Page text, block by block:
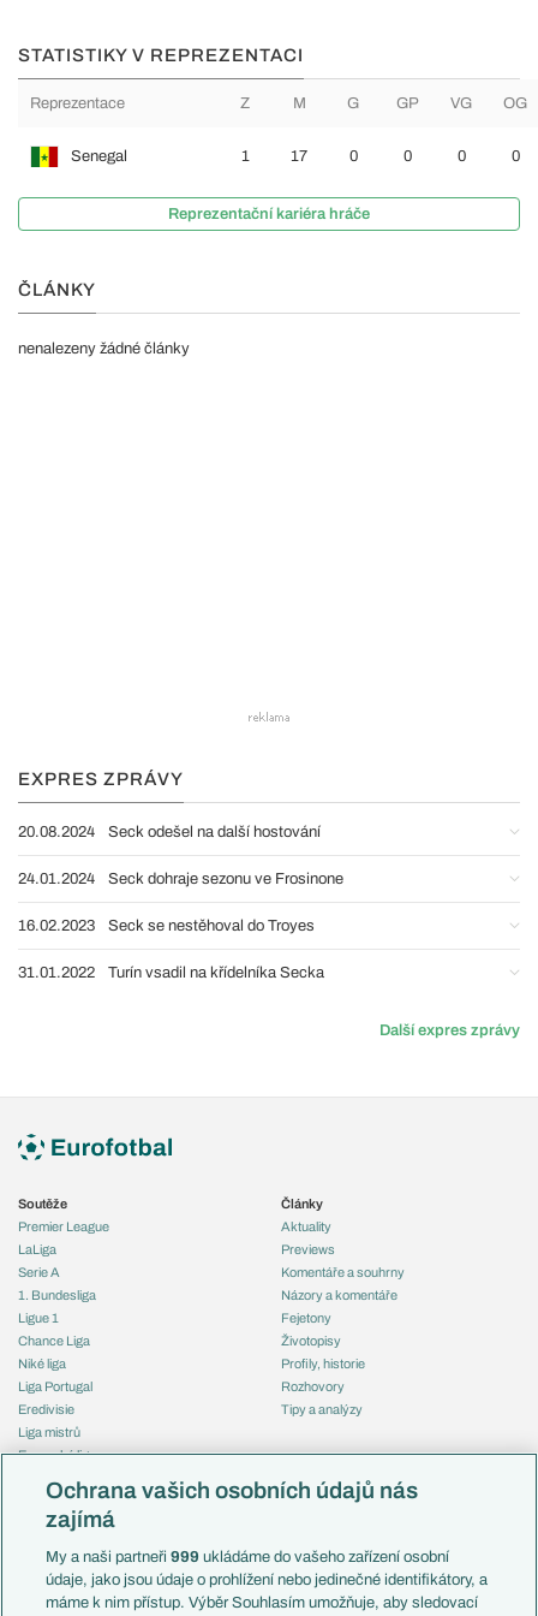
STATISTIKY V REPREZENTACI
Reprezentace Z M G GP VG OG
Senegal 1 17 0 0 0 0
Reprezentační kariéra hráče
ČLÁNKY
nenalezeny žádné články
EXPRES ZPRÁVY
20.08.2024 Seck odešel na další hostování
24.01.2024 Seck dohraje sezonu ve Frosinone
16.02.2023 Seck se nestěhoval do Troyes
31.01.2022 Turín vsadil na křídelníka Secka
Další expres zprávy
Soutěže
Premier League
LaLiga
Serie A
1. Bundesliga
Ligue 1
Chance Liga
Niké liga
Liga Portugal
Eredivisie
Liga mistrů
Evropská liga
Mistrovství světa
Liga národů
Témata
Představení týmů MS
Články
Aktuality
Previews
Komentáře a souhrny
Názory a komentáře
Fejetony
Životopisy
Profily, historie
Rozhovory
Tipy a analýzy
Česko
Francie
Itálie
Německo
Ochrana vašich osobních údajů nás
zajímá
My a naši partneři999 ukládáme do vašeho zařízení osobní
údaje, jako jsou údaje o prohlížení nebo jedinečné identifikátory, a
máme k nim přístup. Výběr Souhlasím umožňuje, aby sledovací